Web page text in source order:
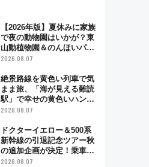
【2026年版】夏休みに家族
で夜の動物園はいかが？東
山動植物園＆のんほいパー
ク「ナイトZOO」開催情報
2026.08.07
絶景路線を黄色い列車で気
まま旅、「海が見える難読
駅」で幸せの黄色いハンカ
チに願いを 「新・鉄道ひ
「島原鉄道」
2026.08.07
ドクターイエロー＆500系
新幹線の引退記念ツアー秋
の追加企画が決定！乗車体
験やグッズ・ホテル情報ま
2026.08.07